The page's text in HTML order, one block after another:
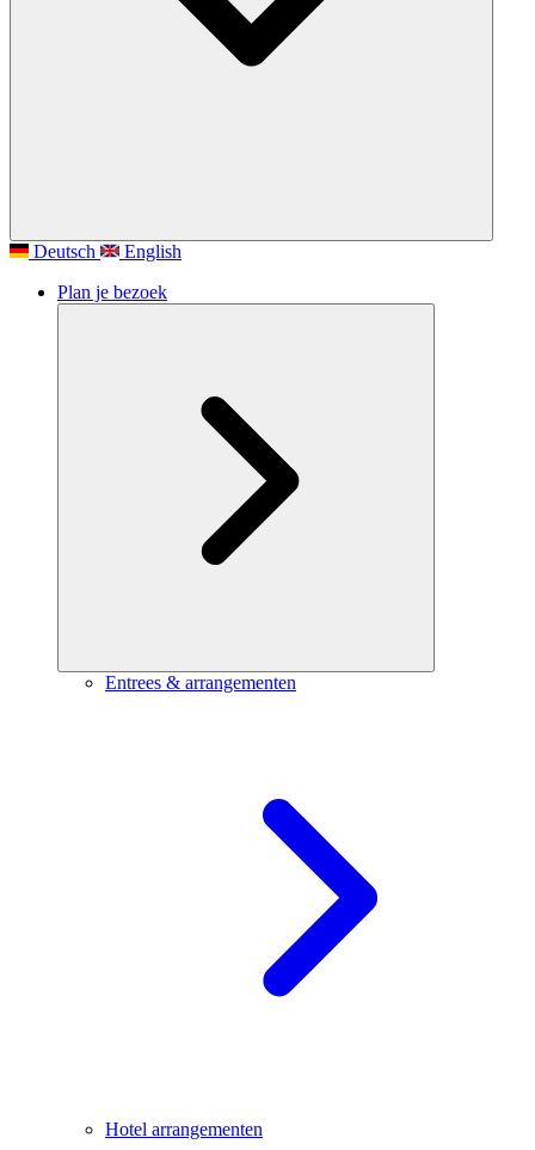
Deutsch
English
Plan je bezoek
Entrees & arrangementen
Hotel arrangementen